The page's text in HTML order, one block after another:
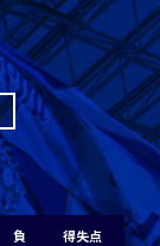
負 得失点
0 1
1 -1
1 -1
1 -1
1 -1